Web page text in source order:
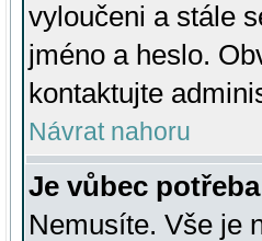
vyloučeni a stále
jméno a heslo.
kontaktujte
Návrat nahoru
Je vůbec
Nemusíte. Vše je